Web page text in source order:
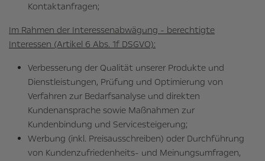
Kontaktanfragen;
Im Rahmen der Interessenabwägung - berechtigte
Interessen (Artikel 6 Abs. 1f DSGVO):
Verbesserung der Qualität unserer Produkte und
Dienstleistungen, Prüfung und Optimierung von
Verfahren zur Bedarfsanalyse und direkten
Kundenansprache sowie Maßnahmen zur
Kundenbindung und Servicesteigerung;
Werbung (inkl. Preisausschreiben) oder Durchführung
von Kundenzufriedenheits- und Meinungsumfragen,